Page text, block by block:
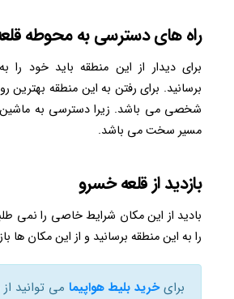
راه های دسترسی به محوطه
برای دیدار از این منطقه باید خود را
برسانید. برای رفتن به این منطقه بهترین
شخصی می باشد. زیرا دسترسی به
مسیر سخت می باشد.
بازدید از قلعه خسرو
بادید از این مکان شرایط خاصی را نمی
را به این منطقه برسانید و از این مکان ها
برایخرید بلیط هواپیما می توانید